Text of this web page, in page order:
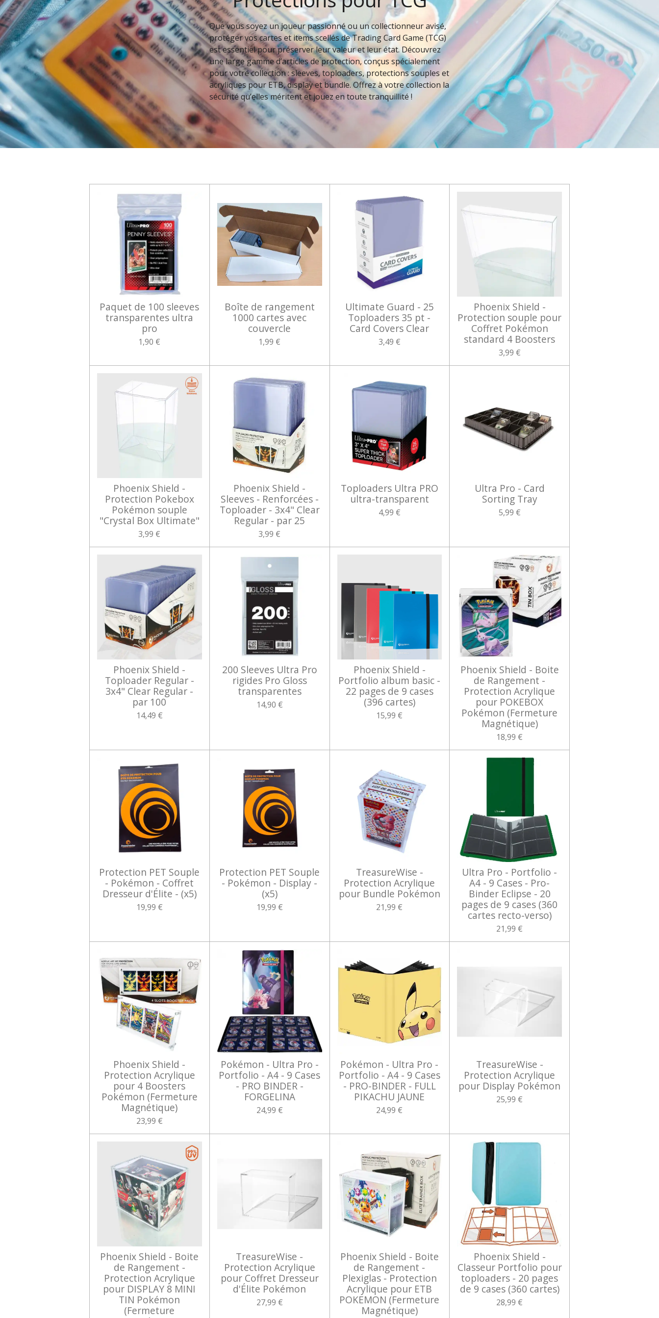
Que vous soyez un joueur passionné ou un collectionneur avisé,
protéger vos cartes et items scellés de Trading Card Game (TCG)
est essentiel pour préserver leur valeur et leur état. Découvrez
une large gamme d’articles de protection, conçus spécialement
pour votre collection : sleeves, toploaders, protections souples et
acryliques pour ETB, display et bundle. Offrez à votre collection la
sécurité qu’elles méritent et jouez en toute tranquillité !
Paquet de 100 sleeves
transparentes ultra
pro
1,90 €
Boîte de rangement
1000 cartes avec
couvercle
1,99 €
Ultimate Guard - 25
Toploaders 35 pt -
Card Covers Clear
3,49 €
Phoenix Shield -
Protection souple pour
Coffret Pokémon
standard 4 Boosters
3,99 €
Phoenix Shield -
Protection Pokebox
Pokémon souple
"Crystal Box Ultimate"
3,99 €
Phoenix Shield -
Sleeves - Renforcées -
Toploader - 3x4" Clear
Regular - par 25
3,99 €
Toploaders Ultra PRO
ultra-transparent
4,99 €
Ultra Pro - Card
Sorting Tray
5,99 €
Phoenix Shield -
Toploader Regular -
3x4" Clear Regular -
par 100
14,49 €
200 Sleeves Ultra Pro
rigides Pro Gloss
transparentes
14,90 €
Phoenix Shield -
Portfolio album basic -
22 pages de 9 cases
(396 cartes)
15,99 €
Phoenix Shield - Boite
de Rangement -
Protection Acrylique
pour POKEBOX
Pokémon (Fermeture
Magnétique)
18,99 €
Protection PET Souple
- Pokémon - Coffret
Dresseur d'Élite - (x5)
19,99 €
Protection PET Souple
- Pokémon - Display -
(x5)
19,99 €
TreasureWise -
Protection Acrylique
pour Bundle Pokémon
21,99 €
Ultra Pro - Portfolio -
A4 - 9 Cases - Pro-
Binder Eclipse - 20
pages de 9 cases (360
cartes recto-verso)
21,99 €
Phoenix Shield -
Protection Acrylique
pour 4 Boosters
Pokémon (Fermeture
Magnétique)
23,99 €
Pokémon - Ultra Pro -
Portfolio - A4 - 9 Cases
- PRO BINDER -
FORGELINA
24,99 €
Pokémon - Ultra Pro -
Portfolio - A4 - 9 Cases
- PRO-BINDER - FULL
PIKACHU JAUNE
24,99 €
TreasureWise -
Protection Acrylique
pour Display Pokémon
25,99 €
Phoenix Shield - Boite
de Rangement -
Protection Acrylique
pour DISPLAY 8 MINI
TIN Pokémon
(Fermeture
TreasureWise -
Protection Acrylique
pour Coffret Dresseur
d'Élite Pokémon
27,99 €
Phoenix Shield - Boite
de Rangement -
Plexiglas - Protection
Acrylique pour ETB
POKEMON (Fermeture
Magnétique)
Phoenix Shield -
Classeur Portfolio pour
toploaders - 20 pages
de 9 cases (360 cartes)
28,99 €